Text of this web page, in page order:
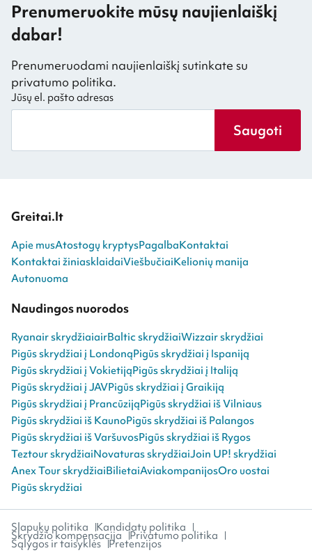
Prenumeruokite mūsų naujienlaiškį
dabar!
Prenumeruodami naujienlaiškį sutinkate su
privatumo politika.
Jūsų el. pašto adresas
Saugoti
Greitai.lt
Apie musAtostogų kryptysPagalbaKontaktai
Kontaktai žiniasklaidaiViešbučiaiKelionių manija
Autonuoma
Naudingos nuorodos
Ryanair skrydžiaiairBaltic skrydžiaiWizzair skrydžiai
Pigūs skrydžiai į LondonąPigūs skrydžiai į Ispaniją
Pigūs skrydžiai į VokietijąPigūs skrydžiai į Italiją
Pigūs skrydžiai į JAVPigūs skrydžiai į Graikiją
Pigūs skrydžiai į PrancūzijąPigūs skrydžiai iš Vilniaus
Pigūs skrydžiai iš KaunoPigūs skrydžiai iš Palangos
Pigūs skrydžiai iš VaršuvosPigūs skrydžiai iš Rygos
Teztour skrydžiaiNovaturas skrydžiaiJoin UP! skrydžiai
Anex Tour skrydžiaiBilietaiAviakompanijosOro uostai
Pigūs skrydžiai
Slapukų politika Kandidatų politika
Skrydžio kompensacija Privatumo politika
Sąlygos ir taisyklės Pretenzijos